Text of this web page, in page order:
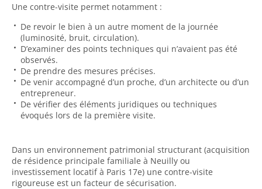
Une contre-visite permet notamment :
De revoir le bien à un autre moment de la journée
(luminosité, bruit, circulation).
D’examiner des points techniques qui n’avaient pas été
observés.
De prendre des mesures précises.
De venir accompagné d’un proche, d’un architecte ou d’un
entrepreneur.
De vérifier des éléments juridiques ou techniques
évoqués lors de la première visite.
Dans un environnement patrimonial structurant (acquisition
de résidence principale familiale à Neuilly ou
investissement locatif à Paris 17e) une contre-visite
rigoureuse est un facteur de sécurisation.